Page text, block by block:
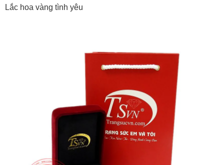
Lắc hoa vàng tình yêu